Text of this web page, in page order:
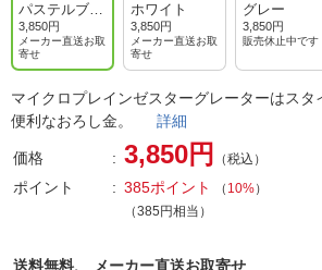
パステルブル
ー
3,850円
メーカー直送お取
寄せ
ホワイト
3,850円
メーカー直送お取
寄せ
グレー
3,850円
販売休止中です
マイクロプレインゼスターグレーターはスタ
便利なおろし金。 詳細
価格 3,850円 （税込）
ポイント 385ポイント （ 10%）
（385円相当）
送料無料、
メーカー直送お取寄せ